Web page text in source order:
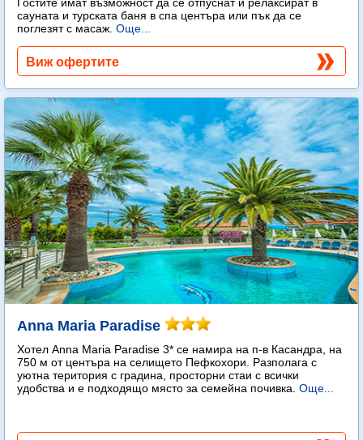
сауната и турската баня в спа центъра или пък да се
поглезят с масаж. Още...
Виж офертите
Anna Maria Paradise
Хотел Anna Maria Paradise 3* се намира на п-в Касандра, на
750 м от центъра на селището Пефкохори. Разполага с
уютна територия с градина, просторни стаи с всички
удобства и е подходящо място за семейна почивка. Още...